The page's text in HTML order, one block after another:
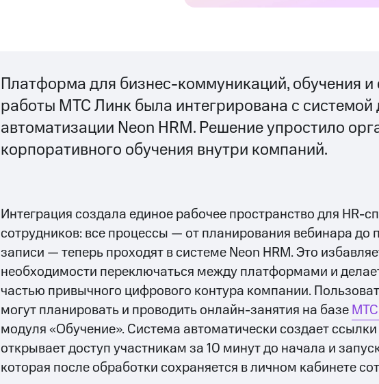
Платформа для бизнес-коммуникаций, обучения и
работы МТС Линк была интегрирована с системой
автоматизации Neon HRM. Решение упростило
корпоративного обучения внутри компаний.
Интеграция создала единое рабочее пространство для HR-
сотрудников: все процессы — от планирования вебинара до
записи — теперь проходят в системе Neon HRM. Это
необходимости переключаться между платформами и
частью привычного цифрового контура компании.
могут планировать и проводить онлайн-занятия на базе
модуля «Обучение». Система автоматически создает
открывает доступ участникам за 10 минут до начала и
которая после обработки сохраняется в личном кабинете